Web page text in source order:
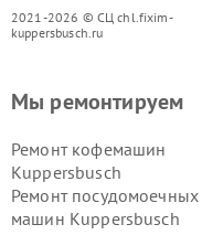
2021-2026 © СЦ chl.fixim-
kuppersbusch.ru
Мы ремонтируем
Ремонт кофемашин
Kuppersbusch
Ремонт посудомоечных
машин Kuppersbusch